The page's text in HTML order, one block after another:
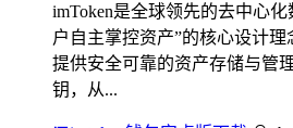
imToken是全球领先的去中心
户自主掌控资产”的核心设计
提供安全可靠的资产存储与管
钥，从...